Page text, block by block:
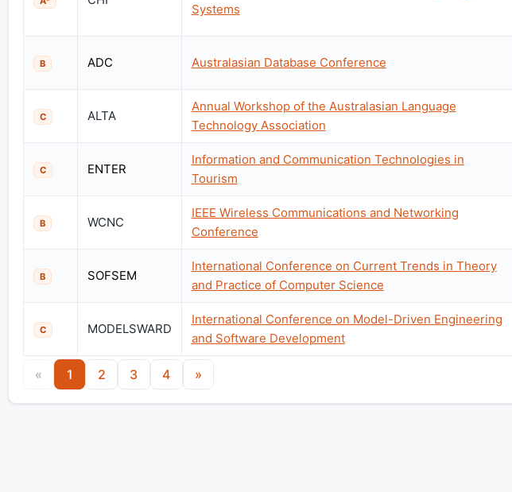
Systems
B ADC Australasian Database Conference
C ALTA
Annual Workshop of the Australasian Language
Technology Association
C ENTER
Information and Communication Technologies in
Tourism
B WCNC
IEEE Wireless Communications and Networking
Conference
B SOFSEM
International Conference on Current Trends in Theory
and Practice of Computer Science
C MODELSWARD
International Conference on Model-Driven Engineering
and Software Development
« 1 2 3 4 »